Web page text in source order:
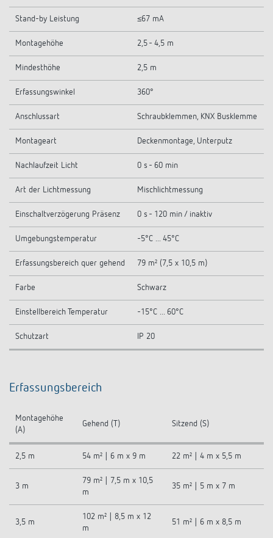
Stand-by Leistung ≤67 mA
Montagehöhe 2,5 - 4,5 m
Mindesthöhe 2,5 m
Erfassungswinkel 360°
Anschlussart Schraubklemmen, KNX Busklemme
Montageart Deckenmontage, Unterputz
Nachlaufzeit Licht 0 s - 60 min
Art der Lichtmessung Mischlichtmessung
Einschaltverzögerung Präsenz 0 s - 120 min / inaktiv
Umgebungstemperatur -5°C ... 45°C
Erfassungsbereich quer gehend 79 m² (7,5 x 10,5 m)
Farbe Schwarz
Einstellbereich Temperatur -15°C ... 60°C
Schutzart IP 20
Erfassungsbereich
Montagehöhe
(A)
Gehend (T) Sitzend (S)
2,5 m 54 m² | 6 m x 9 m 22 m² | 4 m x 5,5 m
3 m
79 m² | 7,5 m x 10,5
m
35 m² | 5 m x 7 m
3,5 m
102 m² | 8,5 m x 12
m
51 m² | 6 m x 8,5 m